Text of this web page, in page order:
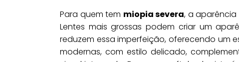
Para quem tem miopia severa, a
Lentes mais grossas podem criar um
reduzem essa imperfeição, oferecendo um
modernas, com estilo delicado,